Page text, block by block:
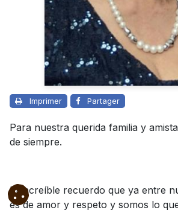
Imprimer Partager
Para nuestra querida familia y
de siempre.
El increíble recuerdo que ya entre
es de amor y respeto y somos lo